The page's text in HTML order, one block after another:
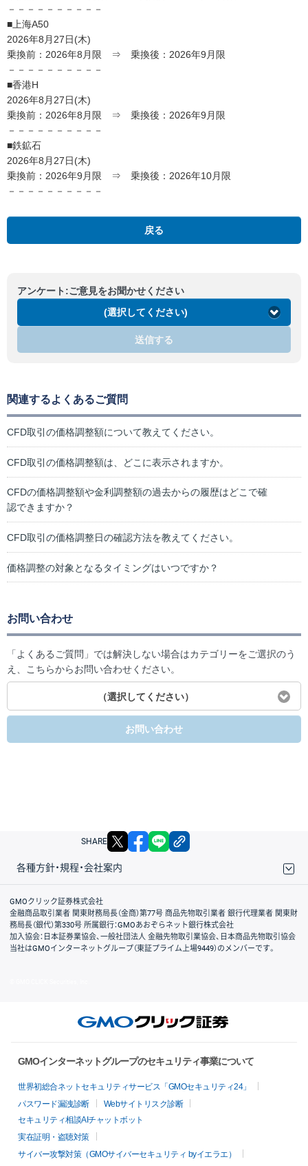
－－－－－－－－－－
■上海A50
2026年8月27日(木)
乗換前：2026年8月限 ⇒ 乗換後：2026年9月限
－－－－－－－－－－
■香港H
2026年8月27日(木)
乗換前：2026年8月限 ⇒ 乗換後：2026年9月限
－－－－－－－－－－
■鉄鉱石
2026年8月27日(木)
乗換前：2026年9月限 ⇒ 乗換後：2026年10月限
－－－－－－－－－－
戻る
アンケート:ご意見をお聞かせください
(選択してください)
送信する
関連するよくあるご質問
CFD取引の価格調整額について教えてください。
CFD取引の価格調整額は、どこに表示されますか。
CFDの価格調整額や金利調整額の過去からの履歴はどこで確
認できますか？
CFD取引の価格調整日の確認方法を教えてください。
価格調整の対象となるタイミングはいつですか？
お問い合わせ
「よくあるご質問」では解決しない場合はカテゴリーをご選択のう
え、こちらからお問い合わせください。
（選択してください）
お問い合わせ
SHARE X facebook
各種方針・規程・会社案内
取引規程・約款
サイトマップ
その他のご案内
個人情報保護方針
最良執行方針
サイトのご利用について
ディスクレイマー
信託保全
リスク説明
会社案内
GMOクリック証券株式会社
金融商品取引業者 関東財務局長（金商）第77号 商品先物取引業者 銀行代理業者 関東財
務局長（銀代）第330号 所属銀行：GMOあおぞらネット銀行株式会社
加入協会：日本証券業協会、一般社団法人 金融先物取引業協会、日本商品先物取引協会
当社はGMOインターネットグループ（東証プライム上場9449）のメンバーです。
GMOインターネットグループのセキュリティ事業について
世界初総合ネットセキュリティサービス「GMOセキュリティ24」
パスワード漏洩診断
Webサイトリスク診断
セキュリティ相談AIチャットボット
実在証明・盗聴対策
サイバー攻撃対策（GMOサイバーセキュリティ byイエラエ）